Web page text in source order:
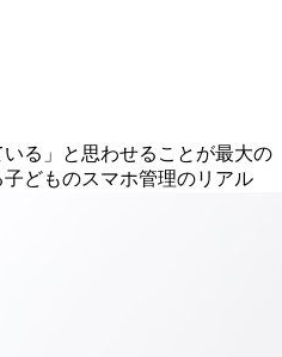
いる」と思わせることが最大の
どものスマホ管理のリアル